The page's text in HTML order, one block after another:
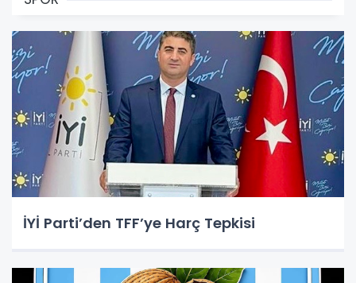
İYİ Parti’den TFF’ye Harç Tepkisi